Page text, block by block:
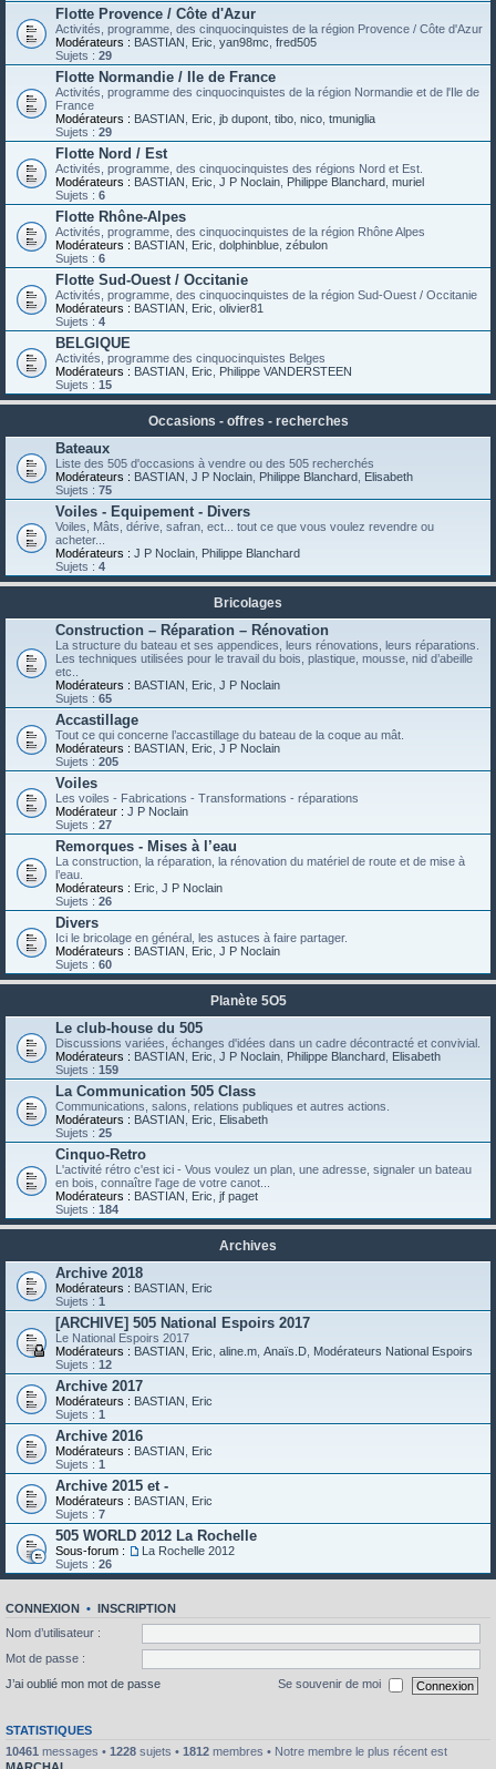
Flotte Provence / Côte d'Azur
Activités, programme, des cinquocinquistes de la région Provence / Côte d'Azur
Modérateurs : BASTIAN Eric yan98mc fred505
Sujets : 29
Flotte Normandie / Ile de France
Activités, programme des cinquocinquistes de la région Normandie et de l'Ile de
France
Modérateurs : BASTIAN Eric jb dupont tibo nico tmuniglia
Sujets : 29
Flotte Nord / Est
Activités, programme, des cinquocinquistes des régions Nord et Est.
Modérateurs : BASTIAN Eric J P Noclain Philippe Blanchard muriel
Sujets : 6
Flotte Rhône-Alpes
Activités, programme, des cinquocinquistes de la région Rhône Alpes
Modérateurs : BASTIAN Eric dolphinblue zébulon
Sujets : 6
Flotte Sud-Ouest / Occitanie
Activités, programme, des cinquocinquistes de la région Sud-Ouest / Occitanie
Modérateurs : BASTIAN Eric olivier81
Sujets : 4
BELGIQUE
Activités, programme des cinquocinquistes Belges
Modérateurs : BASTIAN Eric
Philippe VANDERSTEEN
Sujets : 15
Occasions - offres - recherches
Bateaux
Liste des 505 d'occasions à vendre ou des 505 recherchés
Modérateurs : BASTIAN J P Noclain Philippe Blanchard Elisabeth
Sujets : 75
Voiles - Equipement - Divers
Voiles, Mâts, dérive, safran, ect... tout ce que vous voulez revendre ou
acheter...
Modérateurs : J P Noclain Philippe Blanchard
Sujets : 4
Bricolages
Construction – Réparation – Rénovation
La structure du bateau et ses appendices, leurs rénovations, leurs réparations.
Les techniques utilisées pour le travail du bois, plastique, mousse, nid d’abeille
etc..
Modérateurs : BASTIAN Eric J P Noclain
Sujets : 65
Accastillage
Tout ce qui concerne l’accastillage du bateau de la coque au mât.
Modérateurs : BASTIAN Eric J P Noclain
Sujets : 205
Voiles
Les voiles - Fabrications - Transformations - réparations
Modérateur : J P Noclain
Sujets : 27
Remorques - Mises à l’eau
La construction, la réparation, la rénovation du matériel de route et de mise à
l’eau.
Modérateurs : Eric J P Noclain
Sujets : 26
Divers
Ici le bricolage en général, les astuces à faire partager.
Modérateurs : BASTIAN Eric J P Noclain
Sujets : 60
Planète 5O5
Le club-house du 505
Discussions variées, échanges d'idées dans un cadre décontracté et convivial.
Modérateurs : BASTIAN Eric J P Noclain Philippe Blanchard Elisabeth
Sujets : 159
La Communication 505 Class
Communications, salons, relations publiques et autres actions.
Modérateurs : BASTIAN Eric
Elisabeth
Sujets : 25
Cinquo-Retro
L'activité rétro c'est ici - Vous voulez un plan, une adresse, signaler un bateau
en bois, connaître l'age de votre canot...
Modérateurs : BASTIAN Eric jf paget
Sujets : 184
Archives
Archive 2018
Modérateurs : BASTIAN
Eric
Sujets : 1
[ARCHIVE] 505 National Espoirs 2017
Le National Espoirs 2017
Modérateurs : BASTIAN Eric aline.m Anaïs.D Modérateurs National Espoirs
Sujets : 12
Archive 2017
Modérateurs : BASTIAN
Eric
Sujets : 1
Archive 2016
Modérateurs : BASTIAN
Eric
Sujets : 1
Archive 2015 et -
Modérateurs : BASTIAN
Eric
Sujets : 7
505 WORLD 2012 La Rochelle
Sous-forum :
La Rochelle 2012
Sujets : 26
CONNEXION • INSCRIPTION
Nom d’utilisateur :
Mot de passe :
J’ai oublié mon mot de passe
Se souvenir de moi
STATISTIQUES
10461 messages • 1228 sujets • 1812 membres • Notre membre le plus récent est